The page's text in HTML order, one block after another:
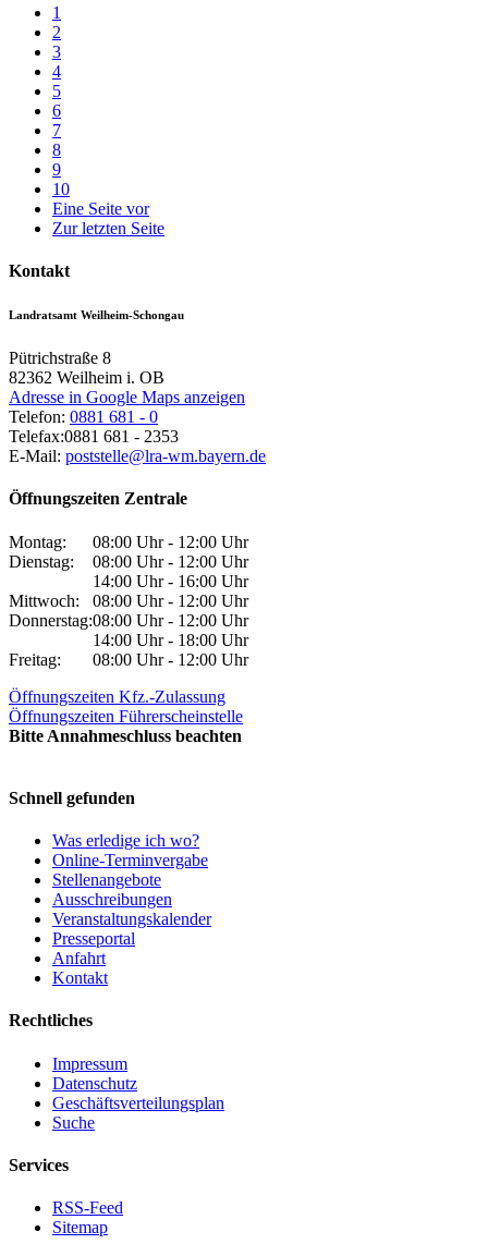
1
2
3
4
5
6
7
8
9
10
Eine Seite vor
Zur letzten Seite
Kontakt
Landratsamt Weilheim-Schongau
Pütrichstraße 8
82362 Weilheim i. OB
Adresse in Google Maps anzeigen
Telefon: 0881 681 - 0
Telefax:0881 681 - 2353
E-Mail: poststelle@lra-wm.bayern.de
Öffnungszeiten Zentrale
Montag:
08:00 Uhr - 12:00 Uhr
Dienstag:
08:00 Uhr - 12:00 Uhr
14:00 Uhr - 16:00 Uhr
Mittwoch:
08:00 Uhr - 12:00 Uhr
Donnerstag:08:00 Uhr - 12:00 Uhr
14:00 Uhr - 18:00 Uhr
Freitag:
08:00 Uhr - 12:00 Uhr
Öffnungszeiten Kfz.-Zulassung
Öffnungszeiten Führerscheinstelle
Bitte Annahmeschluss beachten
Schnell gefunden
Was erledige ich wo?
Online-Terminvergabe
Stellenangebote
Ausschreibungen
Veranstaltungskalender
Presseportal
Anfahrt
Kontakt
Rechtliches
Impressum
Datenschutz
Geschäftsverteilungsplan
Suche
Services
RSS-Feed
Sitemap